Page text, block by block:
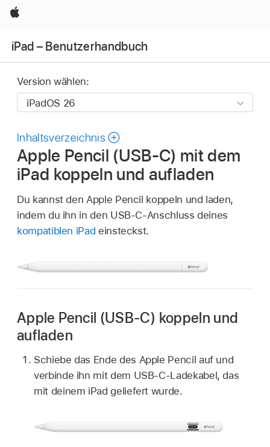
Apple
iPad – Benutzerhandbuch
Version wählen:
Inhaltsverzeichnis
Apple Pencil (USB-C) mit dem
iPad koppeln und aufladen
Du kannst den Apple Pencil koppeln und laden,
indem du ihn in den USB-C-Anschluss deines
kompatiblen iPad einsteckst.
Apple Pencil (USB-C) koppeln und
aufladen
Schiebe das Ende des Apple Pencil auf und
verbinde ihn mit dem USB-C-Ladekabel, das
mit deinem iPad geliefert wurde.